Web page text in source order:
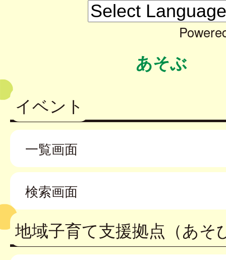
あそぶ
イベント
一覧画面
検索画面
地域子育て支援拠点（あそ